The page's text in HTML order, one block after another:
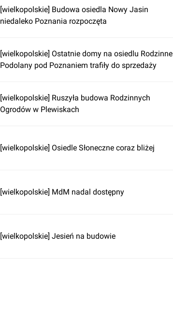
[wielkopolskie] Budowa osiedla Nowy Jasin
niedaleko Poznania rozpoczęta
[wielkopolskie] Ostatnie domy na osiedlu Rodzinne
Podolany pod Poznaniem trafiły do sprzedaży
[wielkopolskie] Ruszyła budowa Rodzinnych
Ogrodów w Plewiskach
[wielkopolskie] Osiedle Słoneczne coraz bliżej
[wielkopolskie] MdM nadal dostępny
[wielkopolskie] Jesień na budowie